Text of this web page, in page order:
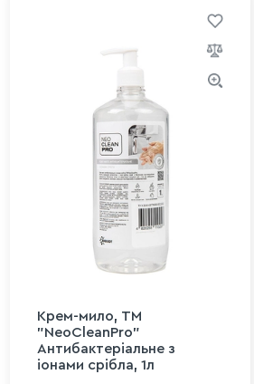
Крем-мило, ТМ
"NeoCleanPro"
Антибактеріальне з
іонами срібла, 1л